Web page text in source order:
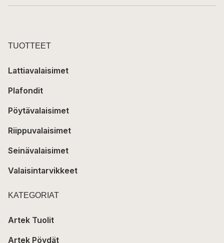
TUOTTEET
Lattiavalaisimet
Plafondit
Pöytävalaisimet
Riippuvalaisimet
Seinävalaisimet
Valaisintarvikkeet
KATEGORIAT
Artek Tuolit
Artek Pöydät